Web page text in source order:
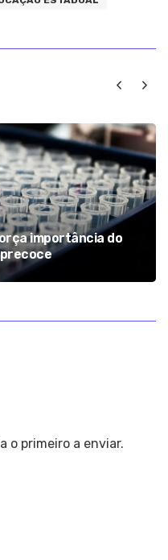
importância do
o primeiro a enviar.